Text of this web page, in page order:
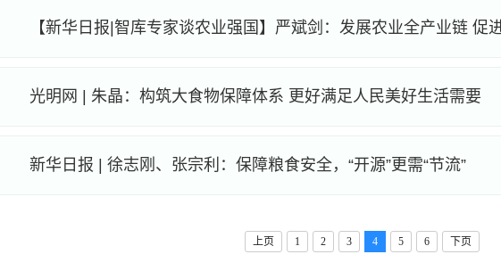
光明网 | 朱晶：构筑大食物保障体系 更好满足人民美好生活需要
新华日报 | 徐志刚、张宗利：保障粮食安全，“开源”更需“节流”
上页 1 2 3 4 5 6 下页